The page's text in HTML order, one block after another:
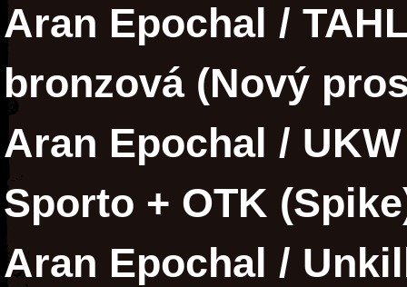
Aran Epochal /
bronzová (Nový
Aran Epochal /
Sporto + OTK
Aran Epochal /